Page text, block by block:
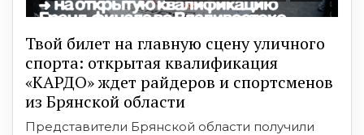
Твой билет на главную сцену уличного
спорта: открытая квалификация
«КАРДО» ждет райдеров и спортсменов
из Брянской области
Представители Брянской области получили